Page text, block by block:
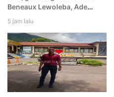
Beneaux Lewoleba, Ade
Hasan Yusup.,S.P Apresiasi
dan Ajak Sinergi Bersama
5 jam lalu